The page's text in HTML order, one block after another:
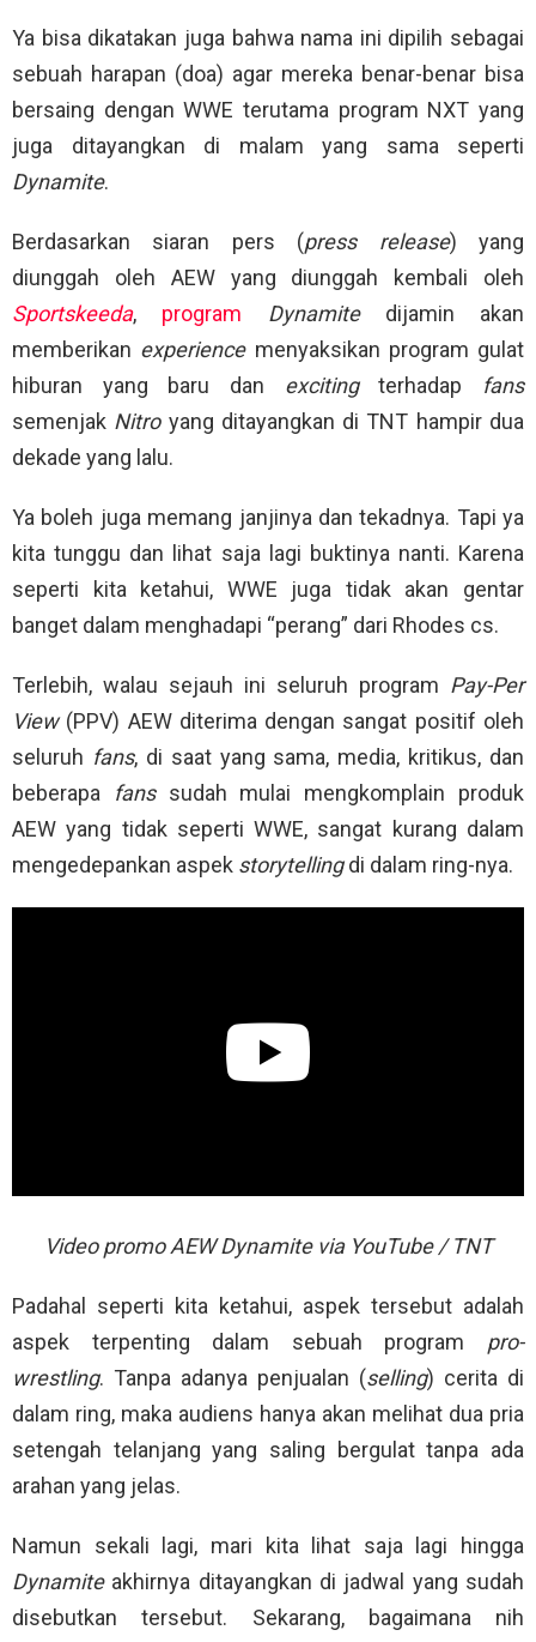
Ya bisa dikatakan juga bahwa nama ini dipilih sebagai
sebuah harapan (doa) agar mereka benar-benar bisa
bersaing dengan WWE terutama program NXT yang
juga ditayangkan di malam yang sama seperti
Dynamite.
Berdasarkan siaran pers (press release) yang
diunggah oleh AEW yang diunggah kembali oleh
Sportskeeda, program Dynamitedijamin akan
memberikan experience menyaksikan program gulat
hiburan yang baru dan excitingterhadap fans
semenjak Nitro yang ditayangkan di TNT hampir dua
dekade yang lalu.
Ya boleh juga memang janjinya dan tekadnya. Tapi ya
kita tunggu dan lihat saja lagi buktinya nanti. Karena
seperti kita ketahui, WWE juga tidak akan gentar
banget dalam menghadapi “perang” dari Rhodes cs.
Terlebih, walau sejauh ini seluruh program Pay-Per
View (PPV) AEW diterima dengan sangat positif oleh
seluruh fans, di saat yang sama, media, kritikus, dan
beberapa
fanssudah mulai mengkomplain produk
AEW yang tidak seperti WWE, sangat kurang dalam
mengedepankan aspek storytellingdi dalam ring-nya.
Video promo AEW Dynamite via YouTube / TNT
Padahal seperti kita ketahui, aspek tersebut adalah
aspek terpenting dalam sebuah program pro-
wrestling. Tanpa adanya penjualan (selling) cerita di
dalam ring, maka audiens hanya akan melihat dua pria
setengah telanjang yang saling bergulat tanpa ada
arahan yang jelas.
Namun sekali lagi, mari kita lihat saja lagi hingga
Dynamite akhirnya ditayangkan di jadwal yang sudah
disebutkan tersebut. Sekarang, bagaimana nih